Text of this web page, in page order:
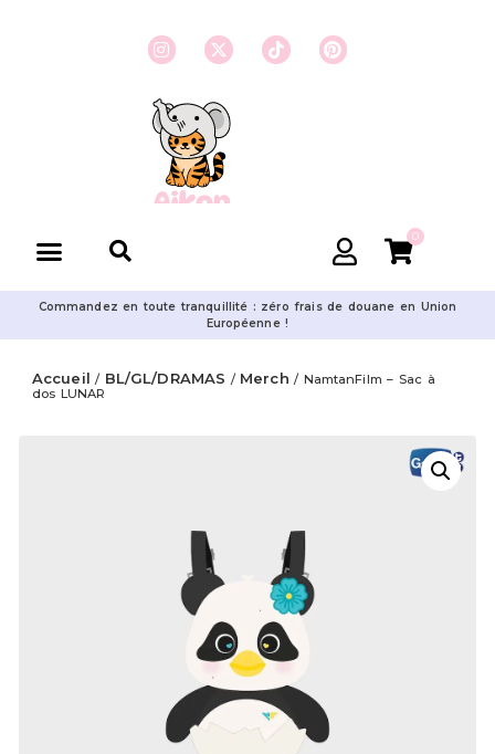
0
Commandez en toute tranquillité : zéro frais de douane en Union
Européenne !
Accueil / BL/GL/DRAMAS / Merch / NamtanFilm – Sac à
dos LUNAR